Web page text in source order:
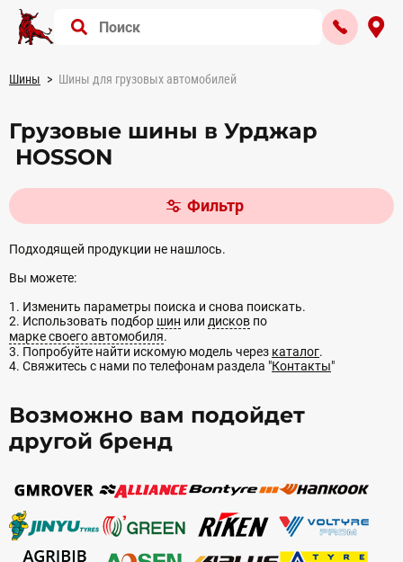
Шины Шины для грузовых автомобилей
Грузовые шины в Урджар
HOSSON
Фильтр
Подходящей продукции не нашлось.
Вы можете:
1. Изменить параметры поиска и снова поискать.
2. Использовать подбор шин или дисков по
марке своего автомобиля.
3. Попробуйте найти искомую модель через каталог.
4. Свяжитесь с нами по телефонам раздела "Контакты"
Возможно вам подойдет
другой бренд